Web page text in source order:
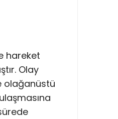
hareket
Olay
olağanüstü